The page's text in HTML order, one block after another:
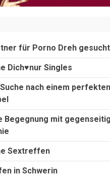
für Porno Dreh gesucht
Dich♥️nur Singles
nach einem perfekten
Begegnung mit
Sextreffen
in Schwerin